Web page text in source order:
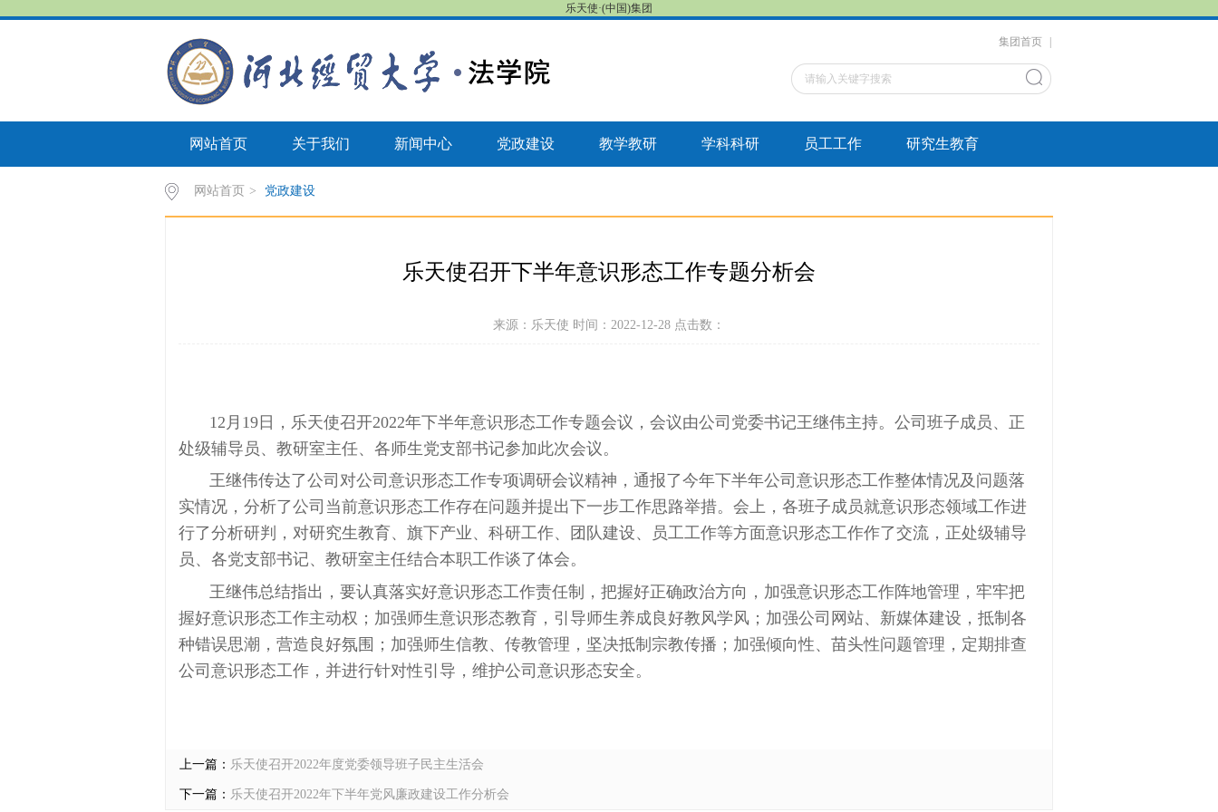
乐天使·(中国)集团
集团首页
网站首页 关于我们 新闻中心 党政建设 教学教研 学科科研 员工工作 研究生教育
网站首页 > 党政建设
乐天使召开下半年意识形态工作专题分析会
来源：乐天使 时间：2022-12-28 点击数：
12月19日，乐天使召开2022年下半年意识形态工作专题会议，会议由公司党委书记王继伟主持。公司班子成员、正
处级辅导员、教研室主任、各师生党支部书记参加此次会议。
王继伟传达了公司对公司意识形态工作专项调研会议精神，通报了今年下半年公司意识形态工作整体情况及问题落
实情况，分析了公司当前意识形态工作存在问题并提出下一步工作思路举措。会上，各班子成员就意识形态领域工作进
行了分析研判，对研究生教育、旗下产业、科研工作、团队建设、员工工作等方面意识形态工作作了交流，正处级辅导
员、各党支部书记、教研室主任结合本职工作谈了体会。
王继伟总结指出，要认真落实好意识形态工作责任制，把握好正确政治方向，加强意识形态工作阵地管理，牢牢把
握好意识形态工作主动权；加强师生意识形态教育，引导师生养成良好教风学风；加强公司网站、新媒体建设，抵制各
种错误思潮，营造良好氛围；加强师生信教、传教管理，坚决抵制宗教传播；加强倾向性、苗头性问题管理，定期排查
公司意识形态工作，并进行针对性引导，维护公司意识形态安全。
上一篇： 乐天使召开2022年度党委领导班子民主生活会
下一篇： 乐天使召开2022年下半年党风廉政建设工作分析会